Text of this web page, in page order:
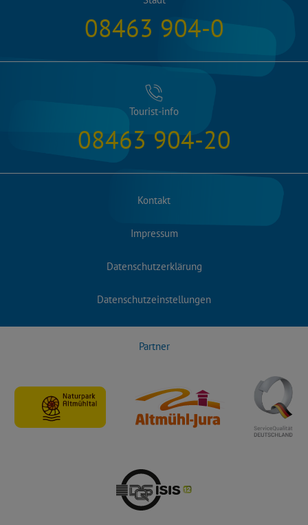
08463 904-0
Tourist-info
08463 904-20
Kontakt
Impressum
Datenschutzerklärung
Datenschutzeinstellungen
Partner